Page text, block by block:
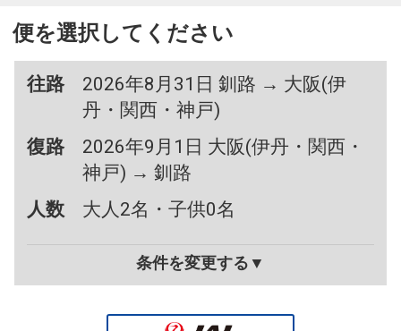
便を選択してください
往路
2026年8月31日 釧路 → 大阪(伊
丹・関西・神戸)
復路
2026年9月1日 大阪(伊丹・関西・
神戸) → 釧路
人数
大人2名・子供0名
条件を変更する▼